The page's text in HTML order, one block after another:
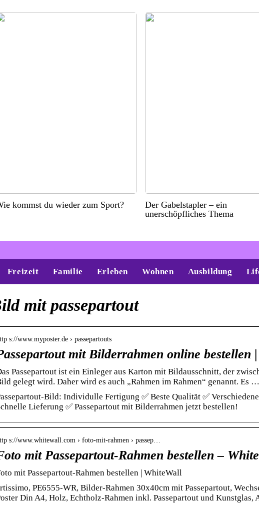
kommst du wieder zum Sport?
Der Gabelstapler – ein
unerschöpfliches Thema
Freizeit Familie Erleben Wohnen Ausbildung
mit passepartout
s://www.myposter.de › passepartouts
mit Bilderrahmen online bestellen
Passepartout ist ein Einleger aus Karton mit Bildausschnitt, der
gelegt wird. Daher wird es auch „Rahmen im Rahmen“ genannt. Es …
Bild: Individulle Fertigung ✅ Beste Qualität ✅
Lieferung ✅ Passepartout mit Bilderrahmen jetzt bestellen!
s://www.whitewall.com › foto-mit-rahmen › passep…
mit Passepartout-Rahmen bestellen –
mit Passepartout-Rahmen bestellen | WhiteWall
PE6555-WR, Bilder-Rahmen 30x40cm mit Passepartout,
Din A4, Holz, Echtholz-Rahmen inkl. Passepartout und Kunstglas,